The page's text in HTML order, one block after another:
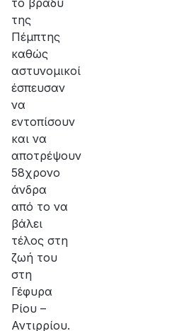
το βράδυ
της
Πέμπτης
καθώς
αστυνομικοί
έσπευσαν
να
εντοπίσουν
και να
αποτρέψουν
58χρονο
άνδρα
από το να
βάλει
τέλος στη
ζωή του
στη
Γέφυρα
Ρίου –
Αντιρρίου.